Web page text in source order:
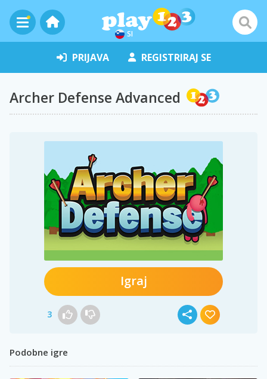
SI
PRIJAVA REGISTRIRAJ SE
Archer Defense Advanced
Igraj
3
Podobne igre